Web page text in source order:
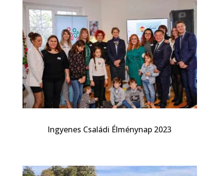
Ingyenes Családi Élménynap 2023